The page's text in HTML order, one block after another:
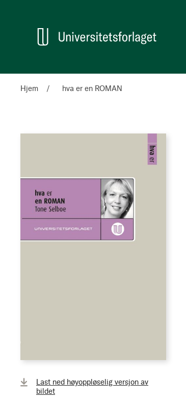
Hjem hva er en ROMAN
Last ned høyoppløselig versjon av
bildet